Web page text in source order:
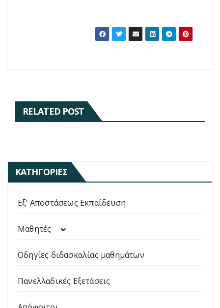
RELATED POST
ΚΑΤΗΓΟΡΊΕΣ
Εξ’ Αποστάσεως Εκπαίδευση
Μαθητές
Οδηγίες διδασκαλίας μαθημάτων
Πανελλαδικές Εξετάσεις